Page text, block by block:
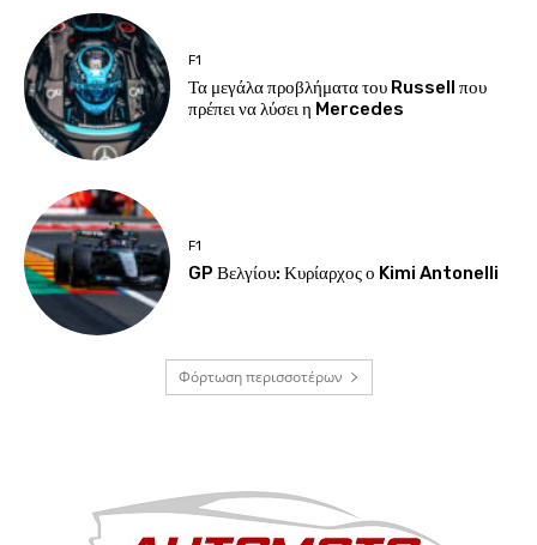
F1
Τα μεγάλα προβλήματα του Russell που
πρέπει να λύσει η Mercedes
F1
GP Βελγίου: Κυρίαρχος ο Kimi Antonelli
Φόρτωση περισσοτέρων